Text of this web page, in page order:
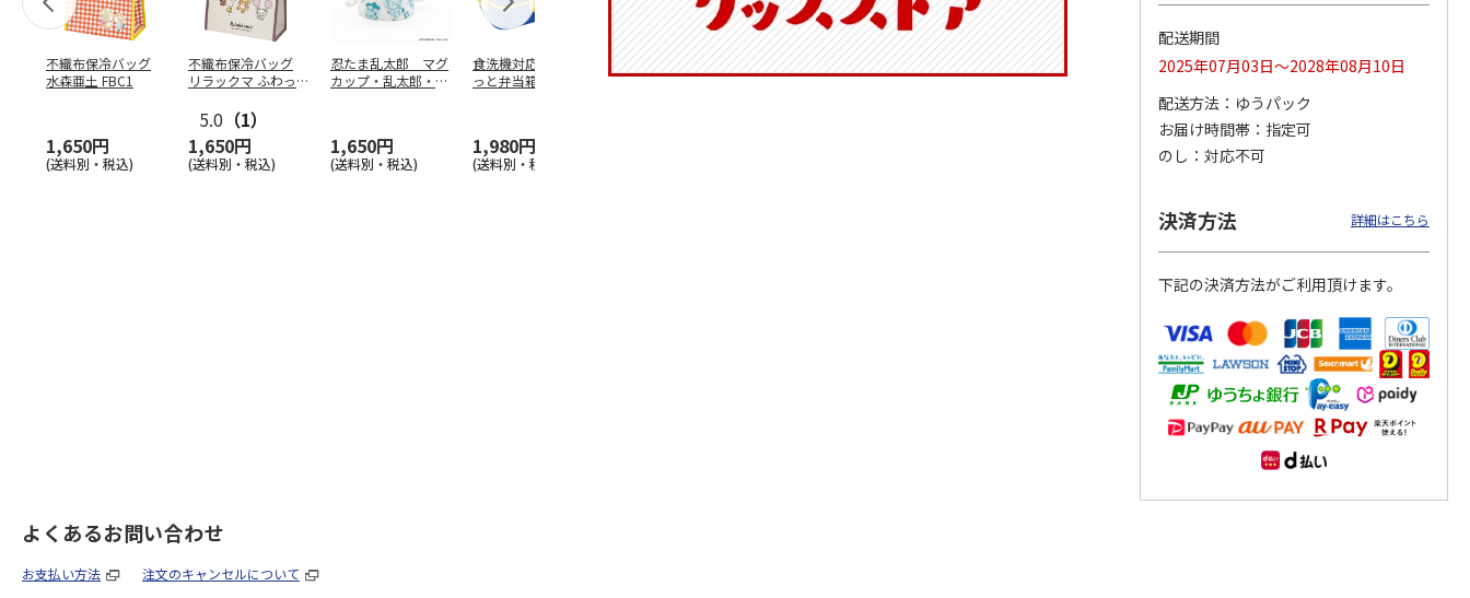
不織布保冷バッグ
水森亜土 FBC1
1,650円
(送料別・税込)
不織布保冷バッグ
リラックマ ふわっ
5.0 （1）
1,650円
(送料別・税込)
忍たま乱太郎 マグ
カップ・乱太郎・き
1,650円
(送料別・税込)
食洗機対応 2段ふわ
っと弁当箱 パペッ
1,980円
(送料別・税込)
抗菌食洗機対応 ふ
わっと弁当箱 530ml
マスコット入りドリ
ンクボトル ハロー
陶器ダイカットマグ
カップ ポムポムプ
コーデュロイ生地ラ
ンチバッグ ハロー
八角形ステンレスマ
ラックマ リラッ…
4,510円
(送料別・税込)
マスコット付箸・箸
配送期間
2025年07月03日～2028年08月10日
配送方法
ゆうパック
お届け時間帯
指定可
のし
対応不可
決済方法 詳細はこちら
下記の決済方法がご利用頂けます。
よくあるお問い合わせ
お支払い方法 注文のキャンセルについて